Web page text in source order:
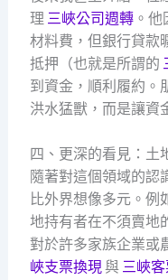
理 三峽公司週轉。他
材料費，但銀行貸款
抵押（也就是所謂的
到資金，順利履約。
洪水猛獸，而是讓資
四、更深的看見：土
隨著對這個領域的認
比外界想像多元。例
地持有者在不須賣地
對於許多家族企業或
峽支票換現與 三峽